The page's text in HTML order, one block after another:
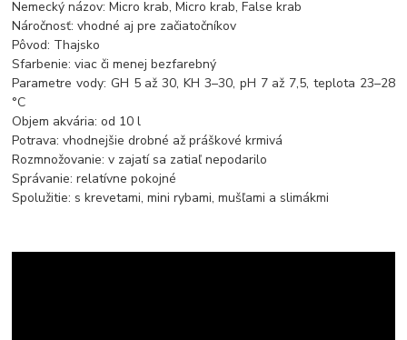
Nemecký názov: Micro krab, Micro krab, False krab
Náročnosť: vhodné aj pre začiatočníkov
Pôvod: Thajsko
Sfarbenie: viac či menej bezfarebný
Parametre vody: GH 5 až 30, KH 3–⁠30, pH 7 až 7,5, teplota 23–⁠28
°C
Objem akvária: od 10 l
Potrava: vhodnejšie drobné až práškové krmivá
Rozmnožovanie: v zajatí sa zatiaľ nepodarilo
Správanie: relatívne pokojné
Spolužitie: s krevetami, mini rybami, mušľami a slimákmi